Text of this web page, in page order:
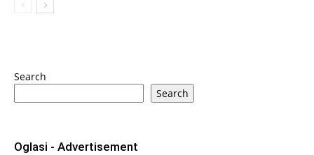
Search
Search
Oglasi - Advertisement